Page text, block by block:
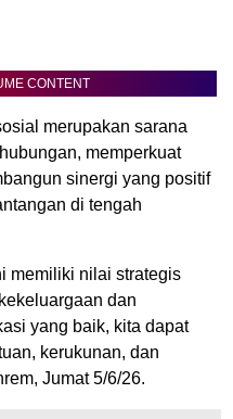
CONTENT
merupakan sarana
memperkuat
sinergi yang positif
di tengah
memiliki nilai strategis
dan
yang baik, kita dapat
kerukunan, dan
Jumat 5/6/26.